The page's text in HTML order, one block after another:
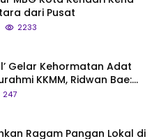
dari Pusat
2233
Gelar Kehormatan Adat
KKMM, Ridwan Bae:
Begitu, Belum Pantas!
247
Ragam Pangan Lokal di